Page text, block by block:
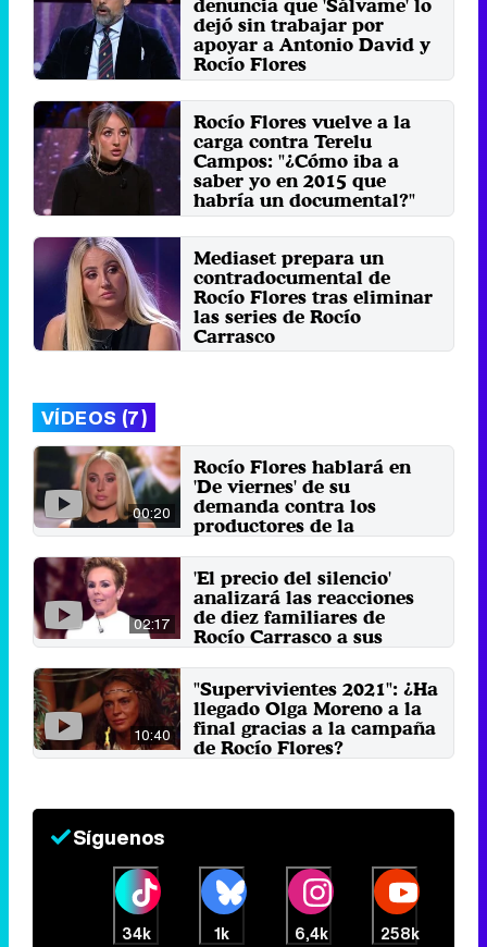
denuncia que 'Sálvame' lo
dejó sin trabajar por
apoyar a Antonio David y
Rocío Flores
Sábado 17 Enero 2026 16:28 (hace
45 segundos)
Rocío Flores vuelve a la
carga contra Terelu
Campos: "¿Cómo iba a
saber yo en 2015 que
habría un documental?"
Sábado 17 Enero 2026 12:08 (hace
19 segundos)
Mediaset prepara un
contradocumental de
Rocío Flores tras eliminar
las series de Rocío
Carrasco
Miércoles 3 Diciembre 2025 17:46
VÍDEOS (7)
00:20
Rocío Flores hablará en
'De viernes' de su
demanda contra los
productores de la
9 de enero 2026
02:17
'El precio del silencio'
analizará las reacciones
de diez familiares de
Rocío Carrasco a sus
11 de febrero 2022
10:40
"Supervivientes 2021": ¿Ha
llegado Olga Moreno a la
final gracias a la campaña
de Rocío Flores?
Síguenos
34k 1k 6,4k 258k